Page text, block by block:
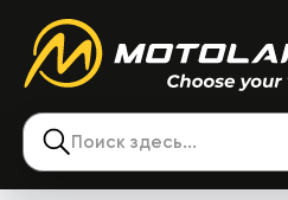
Поиск здесь...